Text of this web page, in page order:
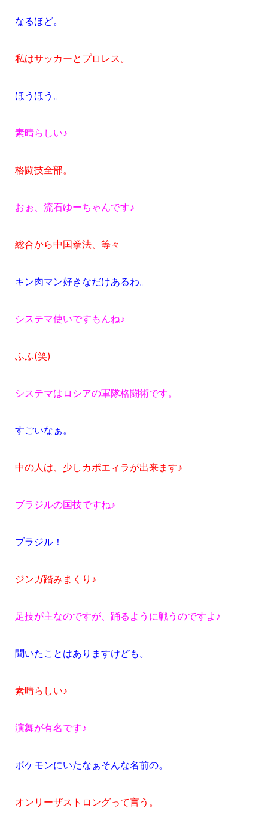
なるほど。
私はサッカーとプロレス。
ほうほう。
素晴らしい♪
格闘技全部。
おぉ、流石ゆーちゃんです♪
総合から中国拳法、等々
キン肉マン好きなだけあるわ。
システマ使いですもんね♪
ふふ(笑)
システマはロシアの軍隊格闘術です。
すごいなぁ。
中の人は、少しカポエィラが出来ます♪
ブラジルの国技ですね♪
ブラジル！
ジンガ踏みまくり♪
足技が主なのですが、踊るように戦うのですよ♪
聞いたことはありますけども。
素晴らしい♪
演舞が有名です♪
ポケモンにいたなぁそんな名前の。
オンリーザストロングって言う。